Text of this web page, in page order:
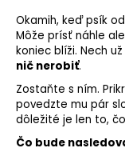
Okamih, keď psík
Môže prísť náhle
koniec blíži. Nech
nič nerobiť.
Zostaňte s ním.
povedzte mu pár
dôležité je len to,
Čo bude